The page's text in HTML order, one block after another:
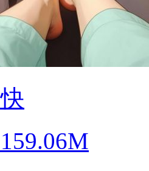
159.06M